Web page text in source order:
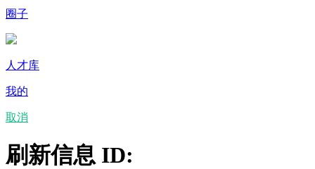
圈子
人才库
我的
取消
刷新信息 ID: